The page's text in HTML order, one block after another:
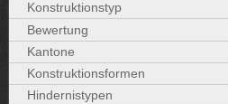
Konstruktionstyp
Bewertung
Kantone
Konstruktionsformen
Hindernistypen